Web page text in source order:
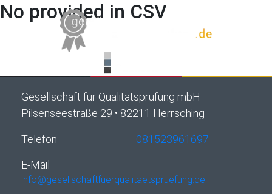
No provided in CSV
Gesellschaft für Qualitätsprüfung mbH
Pilsenseestraße 29 • 82211 Herrsching
Telefon
081523961697
E-Mail
info@gesellschaftfuerqualitaetspruefung.de